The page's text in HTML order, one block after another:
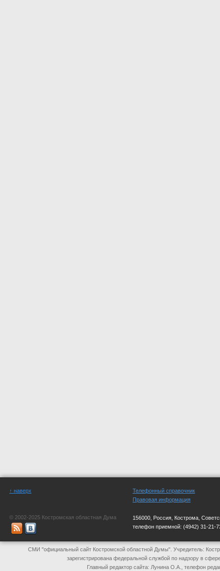
↑ наверх
© 2002-2025 Костромская областная Дума
Телефонный справочник
Правовая информация
156000, Россия, Кострома,
телефон приемной: (4942) 31-21-
СМИ "официальный сайт Костромской областной Думы". Учредитель:
зарегистрирована федеральной службой по надзору в
Главный редактор сайта: Лунина О.А., телефон